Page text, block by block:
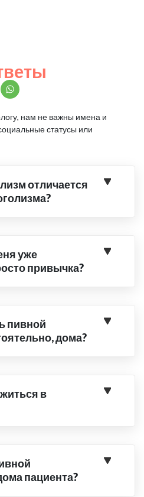
нам не важны имена и
статусы или
отличается
уже
привычка?
пивной
дома?
в
пациента?